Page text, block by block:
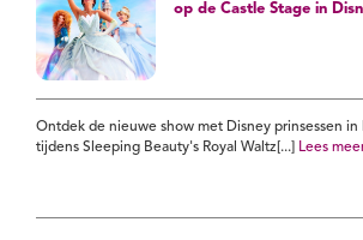
op de Castle Stage in
Ontdek de nieuwe show met Disney prinsessen in
tijdens Sleeping Beauty's Royal Waltz[...] Lees